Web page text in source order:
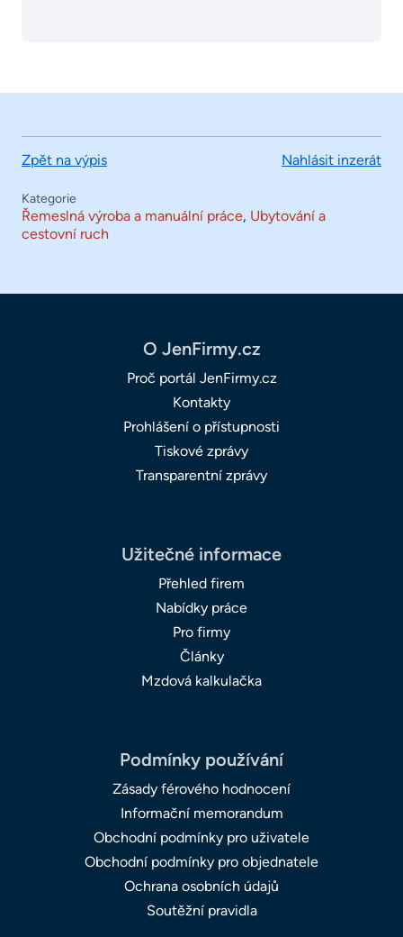
Zpět na výpis Nahlásit inzerát
Kategorie
Řemeslná výroba a manuální práce, Ubytování a
cestovní ruch
O JenFirmy.cz
Proč portál JenFirmy.cz
Kontakty
Prohlášení o přístupnosti
Tiskové zprávy
Transparentní zprávy
Užitečné informace
Přehled firem
Nabídky práce
Pro firmy
Články
Mzdová kalkulačka
Podmínky používání
Zásady férového hodnocení
Informační memorandum
Obchodní podmínky pro uživatele
Obchodní podmínky pro objednatele
Ochrana osobních údajů
Soutěžní pravidla